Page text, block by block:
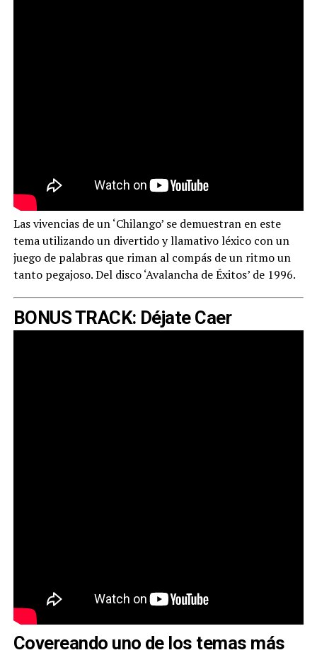
Las vivencias de un ‘Chilango’ se demuestran en este
tema utilizando un divertido y llamativo léxico con un
juego de palabras que riman al compás de un ritmo un
tanto pegajoso. Del disco ‘Avalancha de Éxitos’ de 1996.
BONUS TRACK: Déjate Caer
Covereando uno de los temas más